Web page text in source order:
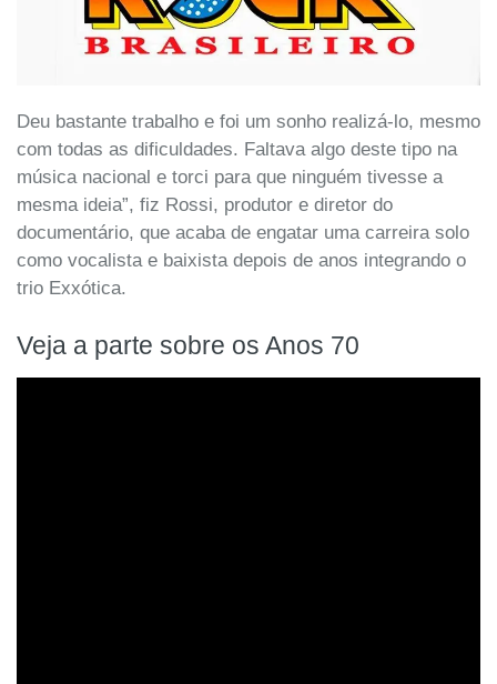
Deu bastante trabalho e foi um sonho realizá-lo, mesmo
com todas as dificuldades. Faltava algo deste tipo na
música nacional e torci para que ninguém tivesse a
mesma ideia”, fiz Rossi, produtor e diretor do
documentário, que acaba de engatar uma carreira solo
como vocalista e baixista depois de anos integrando o
trio Exxótica.
Veja a parte sobre os Anos 70